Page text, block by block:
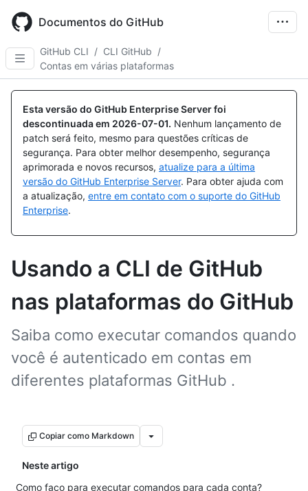
main
content
Documentos do GitHub
GitHub CLI / CLI GitHub /
Contas em várias plataformas
Esta versão do GitHub Enterprise Server foi
descontinuada em 2026-07-01. Nenhum lançamento de
patch será feito, mesmo para questões críticas de
segurança. Para obter melhor desempenho, segurança
aprimorada e novos recursos, atualize para a última
versão do GitHub Enterprise Server. Para obter ajuda com
a atualização, entre em contato com o suporte do GitHub
Enterprise.
Usando a CLI de GitHub
nas plataformas do GitHub
Saiba como executar comandos quando
você é autenticado em contas em
diferentes plataformas GitHub .
Copiar como Markdown
Neste artigo
Como faço para executar comandos para cada conta?